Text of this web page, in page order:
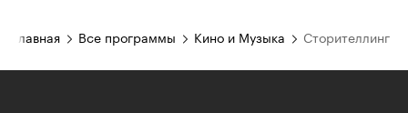
Главная Все программы Кино и Музыка Сторителлинг